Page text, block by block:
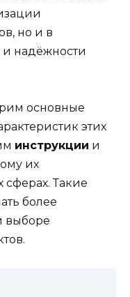
но и в
надёжности
основные
этих
инструкции и
их
Такие
более
выборе